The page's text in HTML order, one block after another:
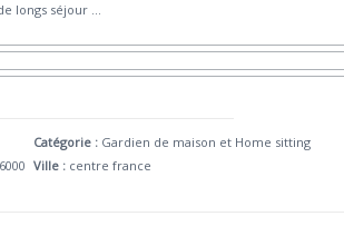
longs séjour
Catégorie : Gardien de maison et Home sitting
Ville : centre france